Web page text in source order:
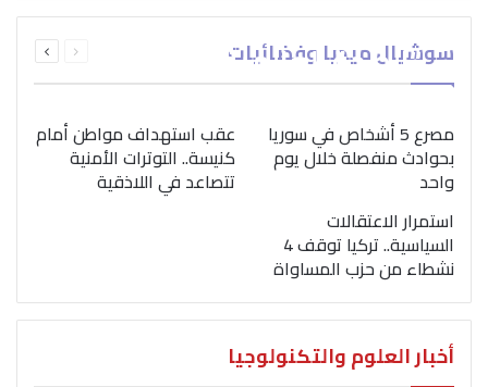
سوشيال ميديا وفضائيات الصفحةالصفحة
بمناسبة اليوم الدولي..
“الصحة العالمية” تؤكد
ضرورة اتباع نهج متكامل
لمواجهة إدمان المخدرات
مصرع 5 أشخاص في سوريا
بحوادث منفصلة خلال يوم
واحد
عقب استهداف مواطن أمام
كنيسة.. التوترات الأمنية
تتصاعد في اللاذقية
استمرار الاعتقالات
السياسية.. تركيا توقف 4
نشطاء من حزب المساواة
أخبار العلوم والتكنولوجيا